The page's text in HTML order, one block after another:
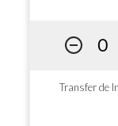
Transfer de